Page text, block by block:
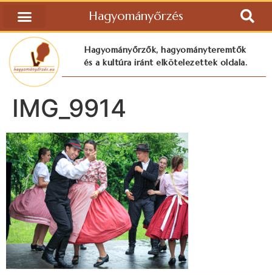
Hagyományőrzés
Hagyományőrzők, hagyományteremtők
és a kultúra iránt elkötelezettek oldala.
IMG_9914